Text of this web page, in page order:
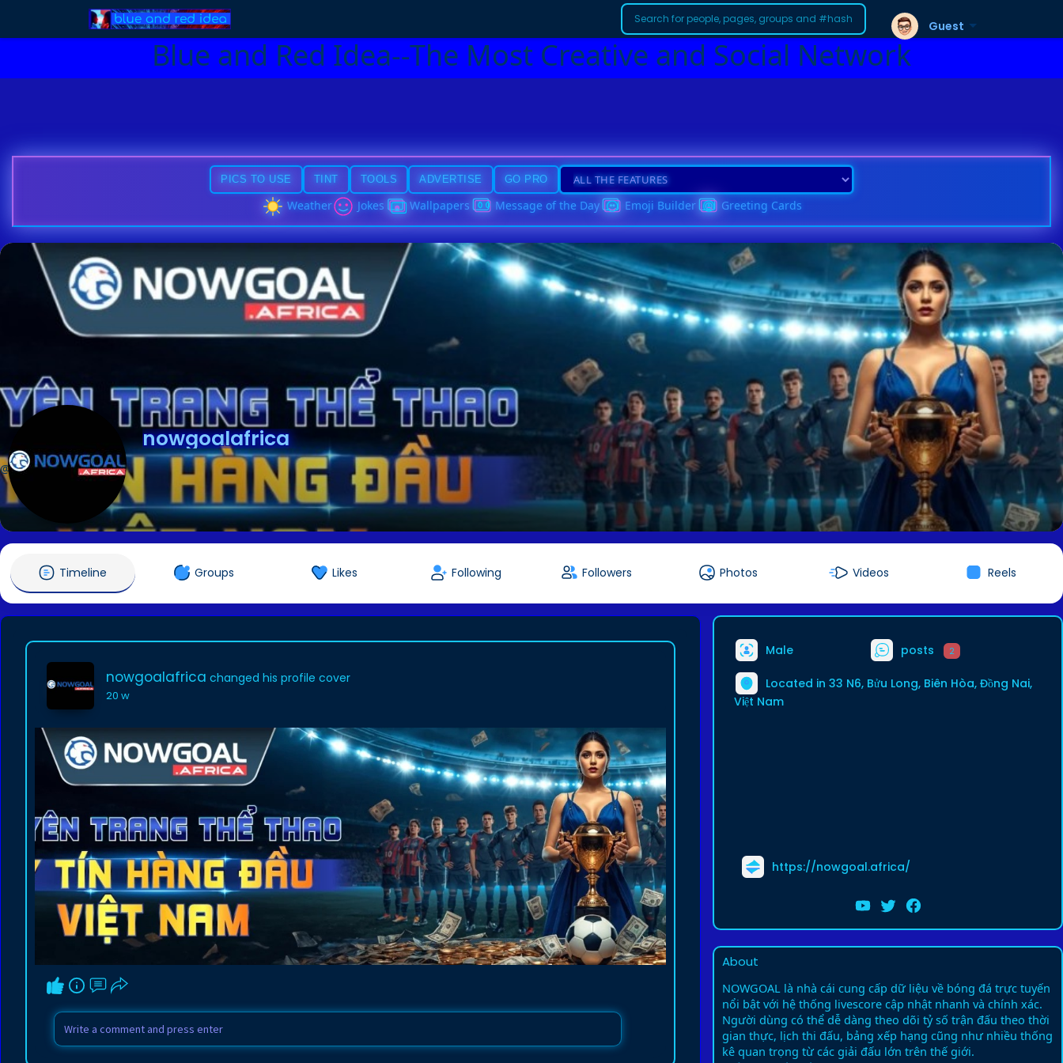
Blue and Red Idea--The Most Creative and Social Network
Guest
PICS TO USE TINT TOOLS ADVERTISE GO PRO
Weather Jokes Wallpapers Message of the Day Emoji Builder Greeting Cards
nowgoalafrica
@nowgoalafrica
Timeline Groups Likes Following Followers Photos Videos Reels
nowgoalafrica changed his profile cover
20 w
Male posts 2
Located in 33 N6, Bửu Long, Biên Hòa, Đồng Nai,
Việt Nam
https://nowgoal.africa/
About
NOWGOAL là nhà cái cung cấp dữ liệu về bóng đá trực tuyến
nổi bật với hệ thống livescore cập nhật nhanh và chính xác.
Người dùng có thể dễ dàng theo dõi tỷ số trận đấu theo thời
gian thực, lịch thi đấu, bảng xếp hạng cũng như nhiều thống
kê quan trọng từ các giải đấu lớn trên thế giới.